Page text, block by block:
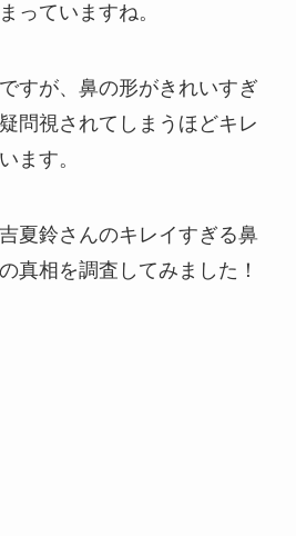
っていますね。
すが、鼻の形がきれいすぎ
問視されてしまうほどキレ
ます。
夏鈴さんのキレイすぎる鼻
真相を調査してみました！